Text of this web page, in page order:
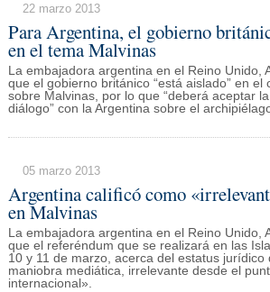
22 marzo 2013
Para Argentina, el gobierno
en el tema Malvinas
La embajadora argentina en el Reino Unido,
que el gobierno británico “está aislado” en el
sobre Malvinas, por lo que “deberá aceptar
diálogo” con la Argentina sobre el
05 marzo 2013
Argentina calificó como
en Malvinas
La embajadora argentina en el Reino Unido,
que el referéndum que se realizará en las
10 y 11 de marzo, acerca del estatus
maniobra mediática, irrelevante desde el
internacional».